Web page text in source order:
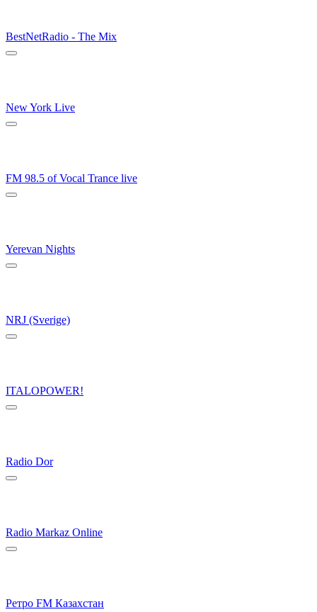
BestNetRadio - The Mix
New York Live
FM 98.5 of Vocal Trance live
Yerevan Nights
NRJ (Sverige)
ITALOPOWER!
Radio Dor
Radio Markaz Online
Ретро FM Казахстан